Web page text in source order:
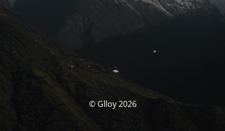
© Glloy 2026